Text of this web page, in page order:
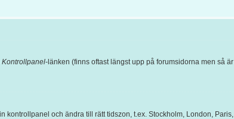
Kontrollpanel-länken (finns oftast längst upp på forumsidorna men så är
kontrollpanel och ändra till rätt tidszon, t.ex. Stockholm, London, Paris,